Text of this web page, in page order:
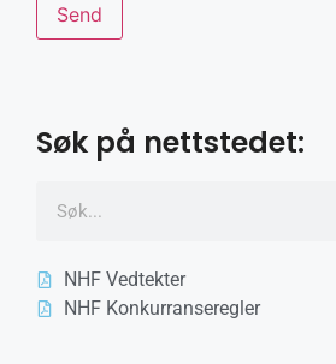
Søk på nettstedet:
NHF Vedtekter
NHF Konkurranseregler